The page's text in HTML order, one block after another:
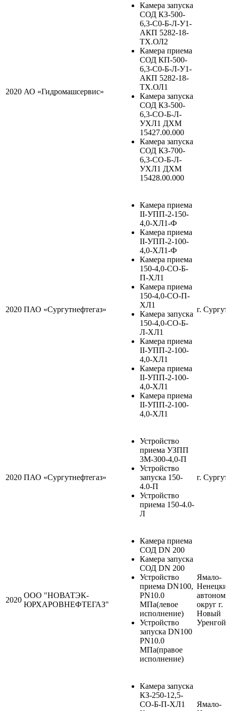
2020 АО «Гидромашсервис»
Камера запуска
СОД КЗ-500-
6,3-С0-Б-Л-У1-
АКП 5282-18-
ТХ.ОЛ2
Камера приема
СОД КП-500-
6,3-С0-Б-Л-У1-
АКП 5282-18-
ТХ.ОЛ1
Камера запуска
СОД КЗ-500-
6,3-СО-Б-Л-
УХЛ1 ДХМ
15427.00.000
Камера запуска
СОД КЗ-700-
6,3-СО-Б-Л-
УХЛ1 ДХМ
15428.00.000
2020 ПАО «Сургутнефтегаз»
Камера приема
II-УПП-2-150-
4,0-ХЛ1-Ф
Камера приема
II-УПП-2-100-
4,0-ХЛ1-Ф
Камера приема
150-4,0-СО-Б-
П-ХЛ1
Камера приема
150-4,0-СО-П-
ХЛ1
Камера запуска
150-4,0-СО-Б-
Л-ХЛ1
Камера приема
II-УПП-2-100-
4,0-ХЛ1
Камера приема
II-УПП-2-100-
4,0-ХЛ1
Камера приема
II-УПП-2-100-
4,0-ХЛ1
г.
2020 ПАО «Сургутнефтегаз»
Устройство
приема УЗПП
3М-300-4,0-П
Устройство
запуска 150-
4.0-П
Устройство
приема 150-4.0-
Л
г.
2020
ООО "НОВАТЭК-
ЮРХАРОВНЕФТЕГАЗ"
Камера приема
СОД DN 200
Камера запуска
СОД DN 200
Устройство
приема DN100,
PN10.0
МПа(левое
исполнение)
Устройство
запуска DN100
PN10.0
МПа(правое
исполнение)
Ямало-
округ г.
Новый
Уренгой
Камера запуска
КЗ-250-12,5-
СО-Б-П-ХЛ1
Ямало-